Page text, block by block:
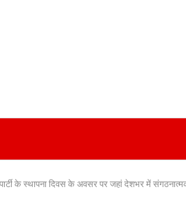
पार्टी के स्थापना दिवस के अवसर पर जहां देशभर में